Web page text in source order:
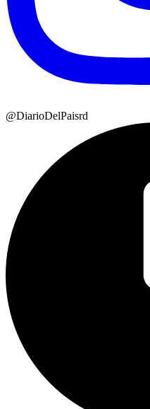
@DiarioDelPaisrd